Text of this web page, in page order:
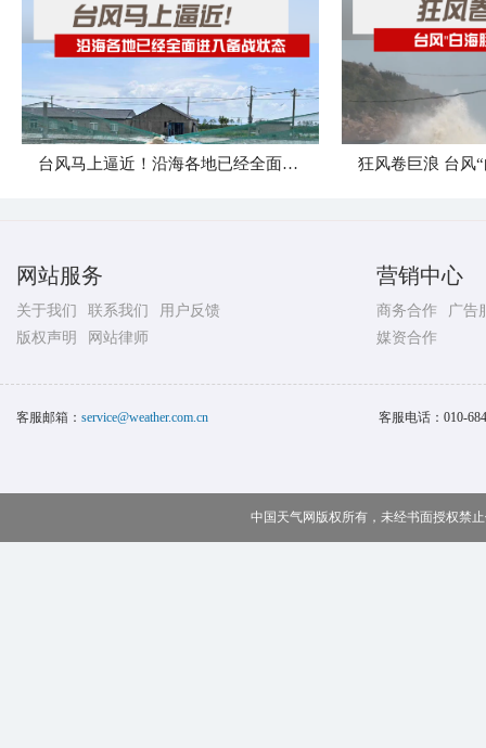
台风马上逼近！沿海各地已经全面进入备战状态
网站服务
关于我们 联系我们
用户反馈
版权声明
网站律师
营销中心
商务合作
广告
媒资合作
客服邮箱： service@weather.com.cn 客服电话： 010-
中国天气网版权所有，未经书面授权